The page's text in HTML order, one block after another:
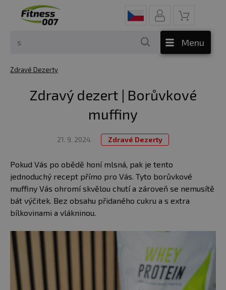
Menu
Zdravé Dezerty
Zdravý dezert | Borůvkové
muffiny
21. 9. 2024 Zdravé Dezerty
Pokud Vás po obědě honí mlsná, pak je tento
jednoduchý recept přímo pro Vás. Tyto borůvkové
muffiny Vás ohromí skvělou chutí a zároveň se nemusítě
bát výčitek. Bez obsahu přidaného cukru a s extra
bílkovinami a vlákninou.